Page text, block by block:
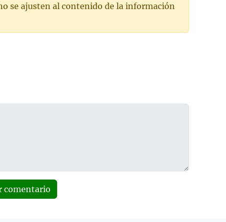
se ajusten al contenido de la información
comentario